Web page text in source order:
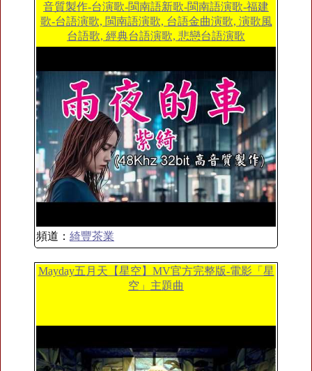
音質製作-台演歌-閩南語新歌-閩南語演歌-福建
歌-台語演歌, 閩南語演歌, 台語金曲演歌, 演歌風
台語歌, 經典台語演歌, 悲戀台語演歌
頻道： 綺豐茶業
Mayday五月天【星空】MV官方完整版-電影「星
空」主題曲